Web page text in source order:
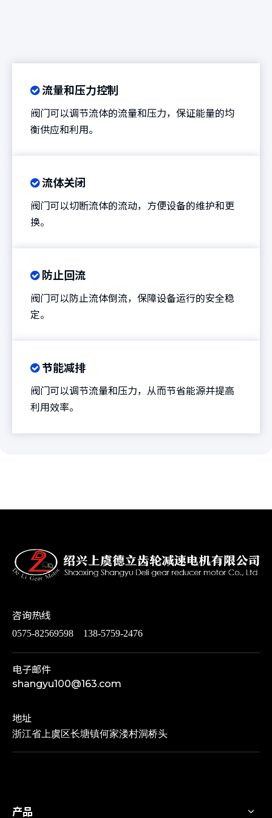
流量和压力控制
阀门可以调节流体的流量和压力，保证能量的均
衡供应和利用。
流体关闭
阀门可以切断流体的流动，方便设备的维护和更
换。
防止回流
阀门可以防止流体倒流，保障设备运行的安全稳
定。
节能减排
阀门可以调节流量和压力，从而节省能源并提高
利用效率。
咨询热线
0575-82569598 138-5759-2476
电子邮件
shangyu100@163.com
地址
浙江省上虞区长塘镇何家溇村洞桥头
产品